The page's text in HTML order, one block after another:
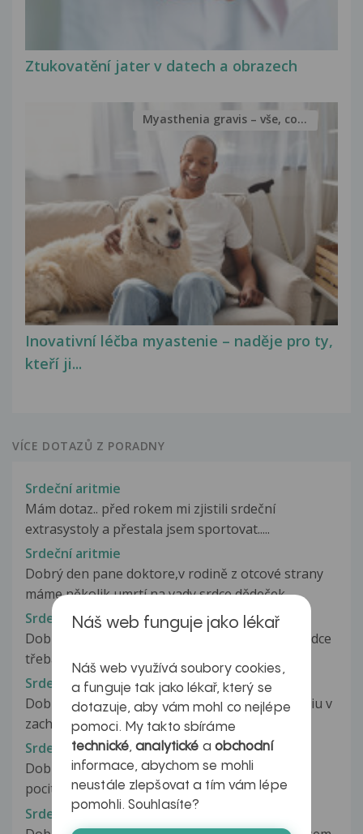
Ztukovatění jater v datech a obrazech
Inovativní léčba myastenie – naděje pro ty,
kteří ji...
Myasthenia gravis – vše, co...
VÍCE DOTAZŮ Z PORADNY
Srdeční aritmie
Mám dotaz.. před rokem mi zjistili srdeční
extrasystoly a přestala jsem sportovat.....
Srdeční aritmie
Dobrý den pane doktore,v rodině z otcové strany
máme několik umrtí na vady srdce,dědeček...
Srdeční arytmická vada
Dobrý den..mám takoví to dotaz mám bušení srdce
třeba když jdu při normální...
Srdeční arytmie
Dobrý deň trpin sinusovou atrialnou tachykardiu v
zachvatoch užívam Ivabradin...
Srdeční arytmie
Dobrý den, obcas mi dela, ze kdyz se nadechnu
pocitim jako by srdce asi 3x za...
Srdeční arytmie
Náš web funguje jako lékař
Náš web využívá soubory cookies,
a funguje tak jako lékař, který se
dotazuje, aby vám mohl co nejlépe
pomoci. My takto sbíráme
technické,analytické a obchodní
informace, abychom se mohli
neustále zlepšovat a tím vám lépe
pomohli. Souhlasíte?